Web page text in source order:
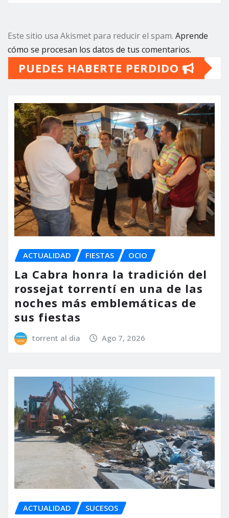
Este sitio usa Akismet para reducir el spam. Aprende
cómo se procesan los datos de tus comentarios.
PUEDES HABERTE PERDIDO
ACTUALIDAD FIESTAS OCIO
La Cabra honra la tradición del
rossejat torrentí en una de las
noches más emblemáticas de
sus fiestas
torrent al dia Ago 7, 2026
ACTUALIDAD SUCESOS